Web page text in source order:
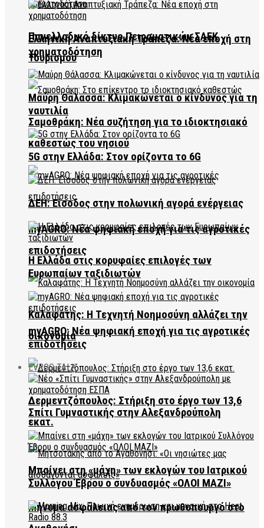
Πανελλαδικό δίκτυο Πειραματικών ΣΑΕΚ
Τουρισμού
Σαμοθράκη: Νέα συζήτηση για το ιδιοκτησιακό
καθεστώς του νησιού
myAGRO: Νέα ψηφιακή εποχή για τις αγροτικές
επιδοτήσεις
Καλαφάτης: Η Τεχνητή Νοημοσύνη αλλάζει την
οικονομία
Δερμεντζόπουλος: Στήριξη στο έργο των 13,6
εκατ.
Μήνυμα ασφάλειας από τον πρωθυπουργό στο
Ελληνική Αναπτυξιακή Τράπεζα: Νέα εποχή στη
χρηματοδότηση
Μαύρη Θάλασσα: Κλιμακώνεται ο κίνδυνος για τη
ναυτιλία
5G στην Ελλάδα: Στον ορίζοντα το 6G
ΔΕΗ: Είσοδος στην πολωνική αγορά ενέργειας
Η Ελλάδα στις κορυφαίες επιλογές των
Ευρωπαίων ταξιδιωτών
myAGRO: Νέα ψηφιακή εποχή για τις αγροτικές
επιδοτήσεις
EVROS TALK
Σπίτι Γυμναστικής στην Αλεξανδρούπολη
Μπαίνει στη «μάχη» των εκλογών του Ιατρικού
Συλλόγου Έβρου ο συνδυασμός «ΟΛΟΙ ΜΑΖΙ»